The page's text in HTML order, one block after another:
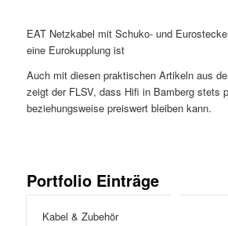
EAT Netzkabel mit Schuko- und
eine Eurokupplung ist
Auch mit diesen praktischen Artikeln aus
zeigt der FLSV, dass Hifi in Bamberg stets
beziehungsweise preiswert bleiben kann.
Portfolio Einträge
Kabel & Zubehör